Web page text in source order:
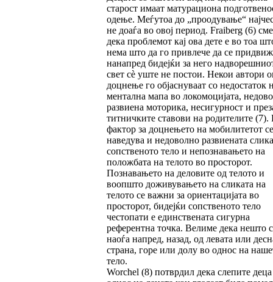
старост имаат матурациона
одење. Ме­ѓу­тоа до „проодување“
не доаѓа во овој период. Fraiberg (6)
дека проблемот кај ова дете е во тоа
нема што да го при­вле­че да се
нанапред бидејќи за него
свет сè уште не постои. Некои автори
доцнење го објаснуваат со недос­та­ток
ментална мапа во локомоцијата,
развиена моторика, несигурност и
титничките ставови на родителите (7).
фактор за доцнењето на мобилитетот се
наведу­ва и недоволно развиената
сопствено­то тело и непознавањето на
положбата на те­лото во просторот.
Познавањето на деловите од телото и
воопшто доживувањето на сликата на
телото се важни за ориентацијата во
просторот, бидејќи сопственото тело
честопати е един­стве­ната сигурна
референтна точка. Велиме дека нешто
наоѓа напред, назад, од левата или
страна, горе или долу во однос на
тело.
Worchel (8) потврдил дека слепите